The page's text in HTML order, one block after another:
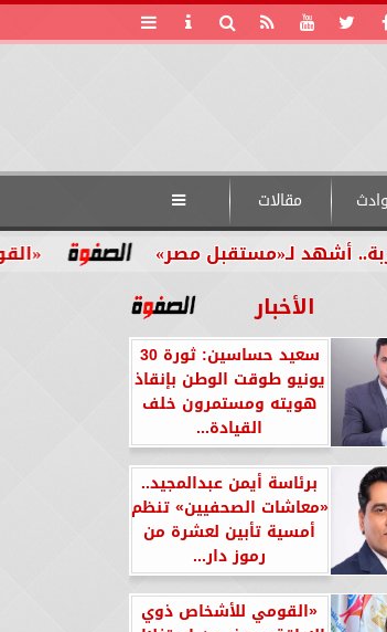
مقالات 
«القومي مصر»
الأخبار
سعيد حساسين: ثورة 30
يونيو طوقت الوطن بإنقاذ
هويته ومستمرون خلف
القيادة...
برئاسة أيمن عبدالمجيد..
«معاشات الصحفيين» تنظم
أمسية تأبين لعشرة من
رموز دار...
«القومي للأشخاص ذوي